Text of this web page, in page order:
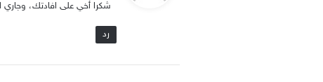
ل
شكرا أخي على افادتك، وجاري
رد